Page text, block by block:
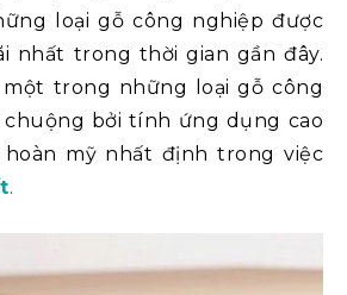
loại gỗ công nghiệp được
nhất trong thời gian gần đây.
trong những loại gỗ công
chuộng bởi tính ứng dụng cao
mỹ nhất định trong việc
.